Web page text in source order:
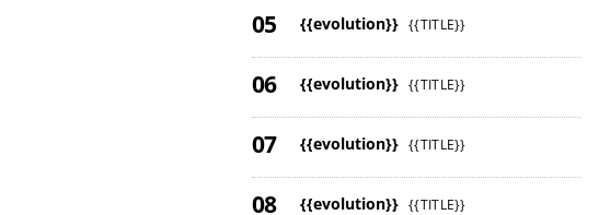
{{evolution}} {{TITLE}}
{{evolution}} {{TITLE}}
{{evolution}} {{TITLE}}
{{evolution}} {{TITLE}}